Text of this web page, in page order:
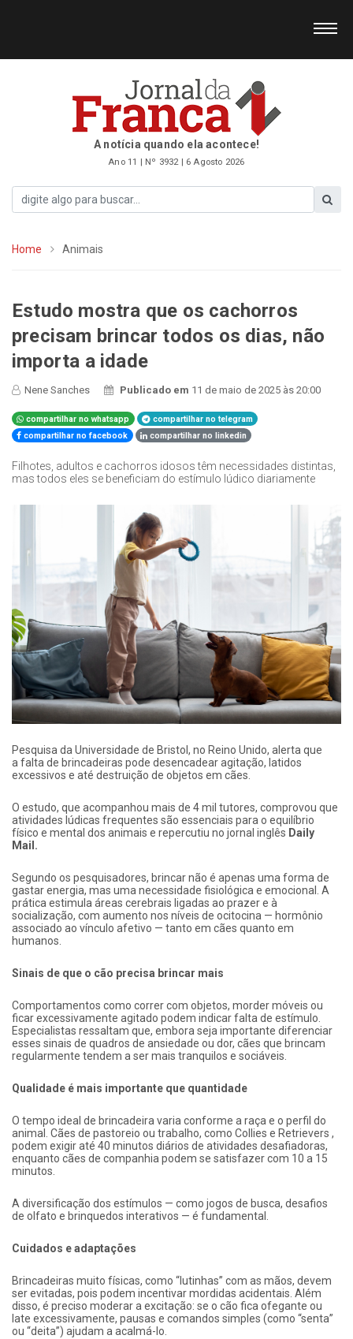
A notícia quando ela acontece!
Ano 11 | Nº 3932 | 6 Agosto 2026
Home Animais
Estudo mostra que os cachorros
precisam brincar todos os dias, não
importa a idade
Nene Sanches Publicado em 11 de maio de 2025 às 20:00
compartilhar no whatsapp
compartilhar no telegram
compartilhar no facebook
compartilhar no linkedin
Filhotes, adultos e cachorros idosos têm necessidades distintas,
mas todos eles se beneficiam do estímulo lúdico diariamente
Pesquisa da Universidade de Bristol, no Reino Unido, alerta que
a falta de brincadeiras pode desencadear agitação, latidos
excessivos e até destruição de objetos em cães.
O estudo, que acompanhou mais de 4 mil tutores, comprovou que
atividades lúdicas frequentes são essenciais para o equilíbrio
físico e mental dos animais e repercutiu no jornal inglês Daily
Mail.
Segundo os pesquisadores, brincar não é apenas uma forma de
gastar energia, mas uma necessidade fisiológica e emocional. A
prática estimula áreas cerebrais ligadas ao prazer e à
socialização, com aumento nos níveis de ocitocina — hormônio
associado ao vínculo afetivo — tanto em cães quanto em
humanos.
Sinais de que o cão precisa brincar mais
Comportamentos como correr com objetos, morder móveis ou
ficar excessivamente agitado podem indicar falta de estímulo.
Especialistas ressaltam que, embora seja importante diferenciar
esses sinais de quadros de ansiedade ou dor, cães que brincam
regularmente tendem a ser mais tranquilos e sociáveis.
Qualidade é mais importante que quantidade
O tempo ideal de brincadeira varia conforme a raça e o perfil do
animal. Cães de pastoreio ou trabalho, como Collies e Retrievers ,
podem exigir até 40 minutos diários de atividades desafiadoras,
enquanto cães de companhia podem se satisfazer com 10 a 15
minutos.
A diversificação dos estímulos — como jogos de busca, desafios
de olfato e brinquedos interativos — é fundamental.
Cuidados e adaptações
Brincadeiras muito físicas, como “lutinhas” com as mãos, devem
ser evitadas, pois podem incentivar mordidas acidentais. Além
disso, é preciso moderar a excitação: se o cão fica ofegante ou
late excessivamente, pausas e comandos simples (como “senta”
ou “deita”) ajudam a acalmá-lo.